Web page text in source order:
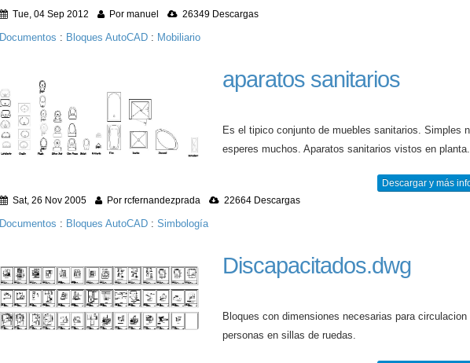
Tue, 04 Sep 2012 Por manuel 26349 Descargas
Documentos : Bloques AutoCAD : Mobiliario
aparatos sanitarios
Es el tipico conjunto de muebles sanitarios. Simples
esperes muchos. Aparatos sanitarios vistos en planta.
Descargar y más
Sat, 26 Nov 2005 Por rcfernandezprada 22664 Descargas
Documentos : Bloques AutoCAD : Simbología
Discapacitados.dwg
Bloques con dimensiones necesarias para circulacion
personas en sillas de ruedas.